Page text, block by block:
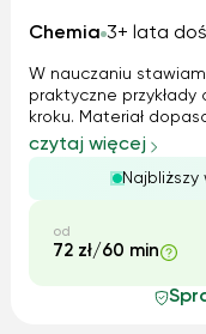
Chemia 3+ lata
W nauczaniu
praktyczne
kroku. Materiał
prowadzę w
skuteczna, zrozumiała i ciekawa.
umówienia
czytaj więcej
Najbliższy
od
72 zł/60 min